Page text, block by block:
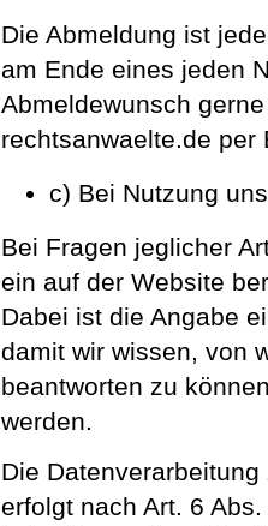
Die Abmeldung ist
am Ende eines jeden
Abmeldewunsch
rechtsanwaelte.de per
c) Bei Nutzung
Bei Fragen jeglicher
ein auf der Website
Dabei ist die Angabe
damit wir wissen, von
beantworten zu
werden.
Die
erfolgt nach Art. 6